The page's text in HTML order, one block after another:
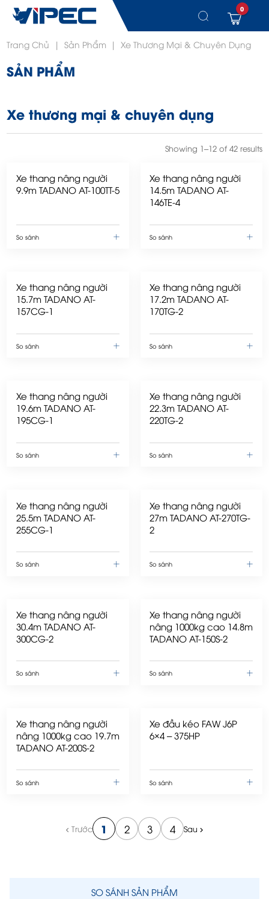
Chuyển
nội
dung
0
Trang Chủ | Sản Phẩm | Xe Thương Mại & Chuyên Dụng
SẢN PHẨM
Xe thương mại & chuyên dụng
Showing 1–12 of 42 results
Xe thang nâng người
9.9m TADANO AT-100TT-5
So sánh
Xe thang nâng người
14.5m TADANO AT-
146TE-4
So sánh
Xe thang nâng người
15.7m TADANO AT-
157CG-1
So sánh
Xe thang nâng người
17.2m TADANO AT-
170TG-2
So sánh
Xe thang nâng người
19.6m TADANO AT-
195CG-1
So sánh
Xe thang nâng người
22.3m TADANO AT-
220TG-2
So sánh
Xe thang nâng người
25.5m TADANO AT-
255CG-1
So sánh
Xe thang nâng người
27m TADANO AT-270TG-
2
So sánh
Xe thang nâng người
30.4m TADANO AT-
300CG-2
So sánh
Xe thang nâng người
nâng 1000kg cao 14.8m
TADANO AT-150S-2
So sánh
Xe thang nâng người
nâng 1000kg cao 19.7m
TADANO AT-200S-2
So sánh
Xe đầu kéo FAW J6P
6×4 – 375HP
So sánh
Trước 1 2 3 4 Sau
SO SÁNH SẢN PHẨM